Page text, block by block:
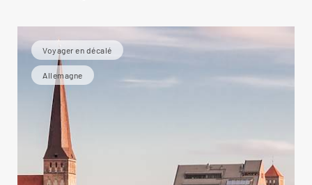
Voyager en décalé
Allemagne